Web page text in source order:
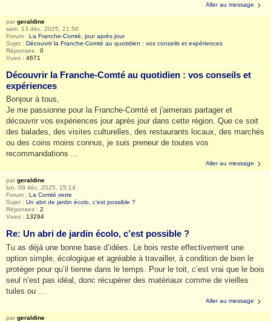
Aller au message
par geraldine
sam. 13 déc. 2025, 21:50
Forum : La Franche-Comté, jour après jour
Sujet : Découvrir la Franche-Comté au quotidien : vos conseils et expériences
Réponses : 0
Vues : 4671
Découvrir la Franche-Comté au quotidien : vos conseils et
expériences
Bonjour à tous,
Je me passionne pour la Franche-Comté et j'aimerais partager et
découvrir vos expériences jour après jour dans cette région. Que ce soit
des balades, des visites culturelles, des restaurants locaux, des marchés
ou des coins moins connus, je suis preneur de toutes vos
recommandations ...
Aller au message
par geraldine
lun. 08 déc. 2025, 15:14
Forum : La Comté verte
Sujet : Un abri de jardin écolo, c’est possible ?
Réponses : 2
Vues : 13294
Re: Un abri de jardin écolo, c’est possible ?
Tu as déjà une bonne base d’idées. Le bois reste effectivement une
option simple, écologique et agréable à travailler, à condition de bien le
protéger pour qu’il tienne dans le temps. Pour le toit, c’est vrai que le bois
seul n’est pas idéal, donc récupérer des matériaux comme de vieilles
tuiles ou ...
Aller au message
par geraldine